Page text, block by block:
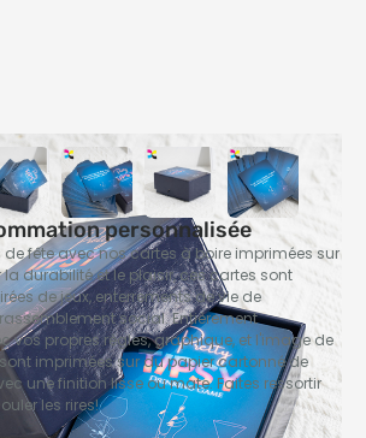
personnalisée
de fête avec nos cartes à boire imprimées sur
durabilité et le plaisir, ces cartes sont
de jeux, enterrements de vie de
social. Entièrement
vos propres règles, graphique, et l'image de
imprimées sur du papier cartonné de
une finition lisse ou mate. Faites ressortir
les rires!